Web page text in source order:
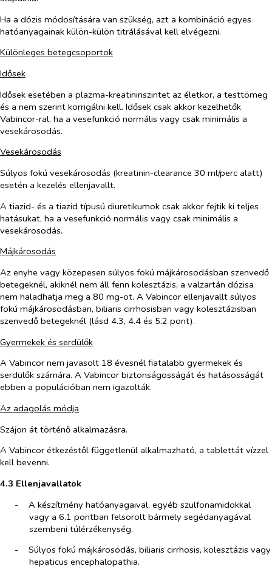
Ha a dózis módosítására van szükség, azt a kombináció egyes
hatóanyagainak külön-külön titrálásával kell elvégezni.
Különleges betegcsoportok
Idősek
Idősek esetében a plazma-kreatininszintet az életkor, a testtömeg
és a nem szerint korrigálni kell. Idősek csak akkor kezelhetők
Vabincor-ral, ha a vesefunkció normális vagy csak minimális a
vesekárosodás.
Vesekárosodás
Súlyos fokú vesekárosodás (kreatinin-clearance 30 ml/perc alatt)
esetén a kezelés ellenjavallt.
A tiazid- és a tiazid típusú diuretikumok csak akkor fejtik ki teljes
hatásukat, ha a vesefunkció normális vagy csak minimális a
vesekárosodás.
Májkárosodás
Az enyhe vagy közepesen súlyos fokú májkárosodásban szenvedő
betegeknél, akiknél nem áll fenn kolesztázis, a valzartán dózisa
nem haladhatja meg a 80 mg-ot. A Vabincor ellenjavallt súlyos
fokú májkárosodásban, biliaris cirrhosisban vagy kolesztázisban
szenvedő betegeknél (lásd 4.3, 4.4 és 5.2 pont).
Gyermekek és serdülők
A Vabincor nem javasolt 18 évesnél fiatalabb gyermekek és
serdülők számára. A Vabincor biztonságosságát és hatásosságát
ebben a populációban nem igazolták.
Az adagolás módja
Szájon át történő alkalmazásra.
A Vabincor étkezéstől függetlenül alkalmazható, a tablettát vízzel
kell bevenni.
4.3 Ellenjavallatok
-​
A készítmény hatóanyagaival, egyéb szulfonamidokkal
vagy a 6.1 pontban felsorolt bármely segédanyagával
szembeni túlérzékenység.
-​
Súlyos fokú májkárosodás, biliaris cirrhosis, kolesztázis vagy
hepaticus encephalopathia.